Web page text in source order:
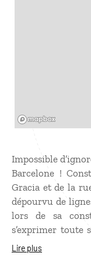
Impossible
Barcelone !
Gracia et de la
dépourvu de
lors de sa
s’exprimer toute
de vague, ornée
Lire plus